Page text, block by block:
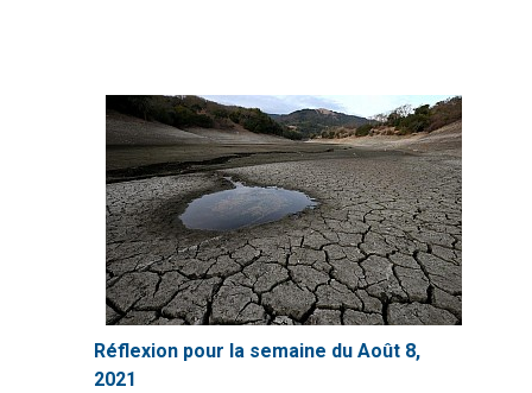
Réflexion pour la semaine du Août 8,
2021